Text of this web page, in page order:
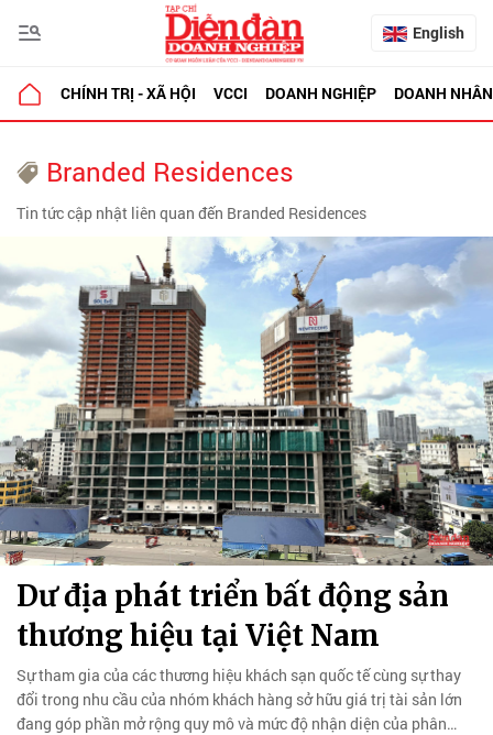
English
CHÍNH TRỊ - XÃ HỘI VCCI DOANH NGHIỆP DOANH NHÂN
Branded Residences
Tin tức cập nhật liên quan đến Branded Residences
Dư địa phát triển bất động sản
thương hiệu tại Việt Nam
Sự tham gia của các thương hiệu khách sạn quốc tế cùng sự thay
đổi trong nhu cầu của nhóm khách hàng sở hữu giá trị tài sản lớn
đang góp phần mở rộng quy mô và mức độ nhận diện của phân